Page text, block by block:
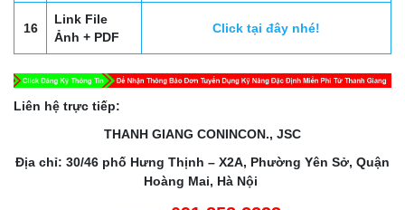
16
Link File
Ảnh + PDF
Click tại đây nhé!
Liên hệ trực tiếp:
THANH GIANG CONINCON., JSC
Địa chỉ: 30/46 phố Hưng Thịnh – X2A, Phường Yên Sở, Quận
Hoàng Mai, Hà Nội